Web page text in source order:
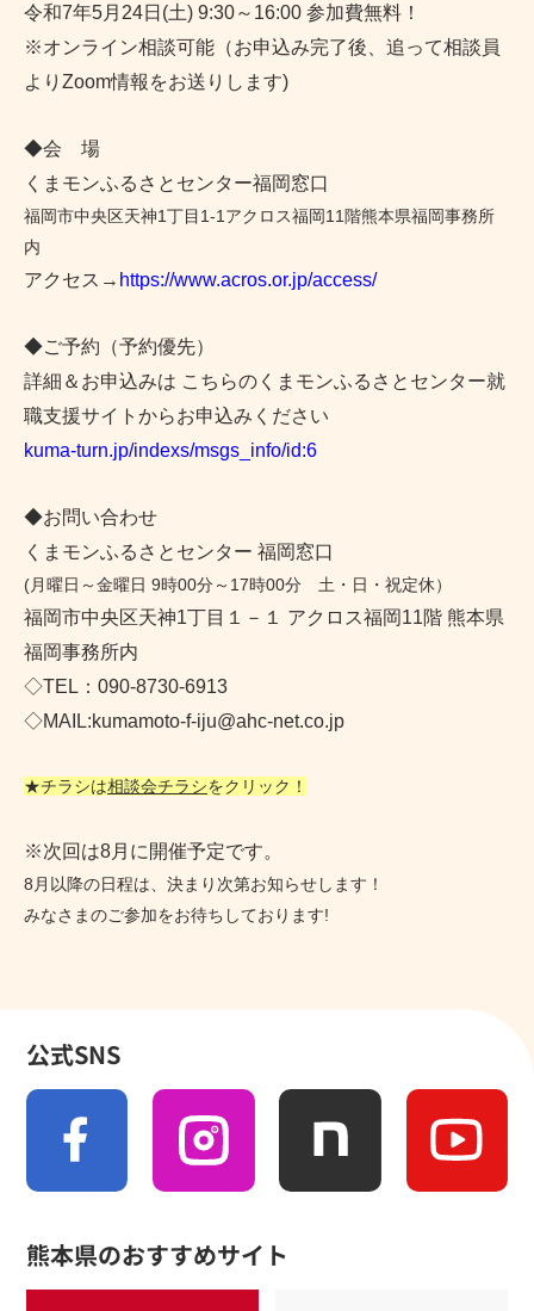
令和7年5月24日(土) 9:30～16:00 参加費無料！
※オンライン相談可能（お申込み完了後、追って相談員
よりZoom情報をお送りします)
◆会 場
くまモンふるさとセンター福岡窓口
福岡市中央区天神1丁目1-1アクロス福岡11階熊本県福岡事務所
内
アクセス→ https://www.acros.or.jp/access/
◆ご予約（予約優先）
詳細＆お申込みは こちらのくまモンふるさとセンター就
職支援サイトからお申込みください
kuma-turn.jp/indexs/msgs_info/id:6
◆お問い合わせ
くまモンふるさとセンター 福岡窓口
(月曜日～金曜日 9時00分～17時00分 土・日・祝定休）
福岡市中央区天神1丁目１－１ アクロス福岡11階 熊本県
福岡事務所内
◇TEL：090-8730-6913
◇MAIL:kumamoto-f-iju@ahc-net.co.jp
★チラシは相談会チラシをクリック！
※次回は8月に開催予定です。
8月以降の日程は、決まり次第お知らせします！
みなさまのご参加をお待ちしております!
熊本県のおすすめサイト
公式SNS